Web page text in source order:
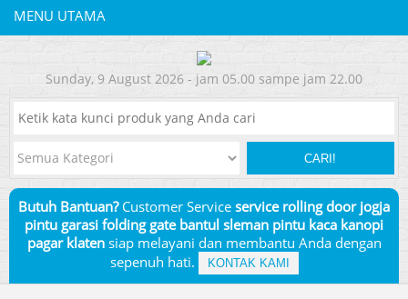
MENU UTAMA
Sunday, 9 August 2026 - jam 05.00 sampe jam 22.00
CARI!
Butuh Bantuan?Customer Service service rolling door jogja
pintu garasi folding gate bantul sleman pintu kaca kanopi
pagar klaten siap melayani dan membantu Anda dengan
sepenuh hati.
KONTAK KAMI